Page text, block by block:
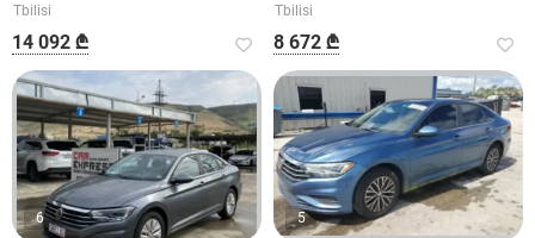
Tbilisi
14 092 ₾
Tbilisi
8 672 ₾
6 5